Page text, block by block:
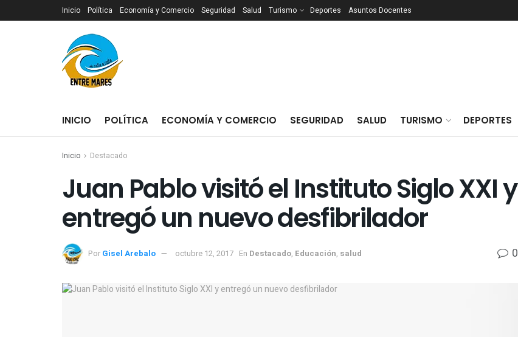
Inicio Política Economía y Comercio Seguridad Salud Turismo Deportes Asuntos Docentes
INICIO POLÍTICA ECONOMÍA Y COMERCIO SEGURIDAD SALUD TURISMO DEPORTES
Inicio Destacado
Juan Pablo visitó el Instituto Siglo XXI y
entregó un nuevo desfibrilador
Por Gisel Arebalo octubre 12, 2017 En Destacado, Educación, salud 0